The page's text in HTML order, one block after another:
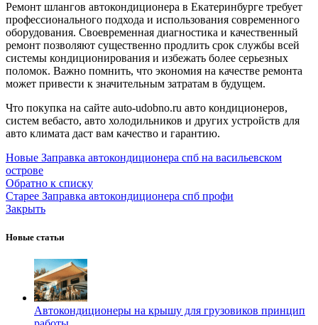
Ремонт шлангов автокондиционера в Екатеринбурге требует
профессионального подхода и использования современного
оборудования. Своевременная диагностика и качественный
ремонт позволяют существенно продлить срок службы всей
системы кондиционирования и избежать более серьезных
поломок. Важно помнить, что экономия на качестве ремонта
может привести к значительным затратам в будущем.
Что покупка на сайте auto-udobno.ru авто кондиционеров,
систем вебасто, авто холодильников и других устройств для
авто климата даст вам качество и гарантию.
Новые Заправка автокондиционера спб на васильевском
острове
Обратно к списку
Старее Заправка автокондиционера спб профи
Закрыть
Новые статьи
Автокондиционеры на крышу для грузовиков принцип